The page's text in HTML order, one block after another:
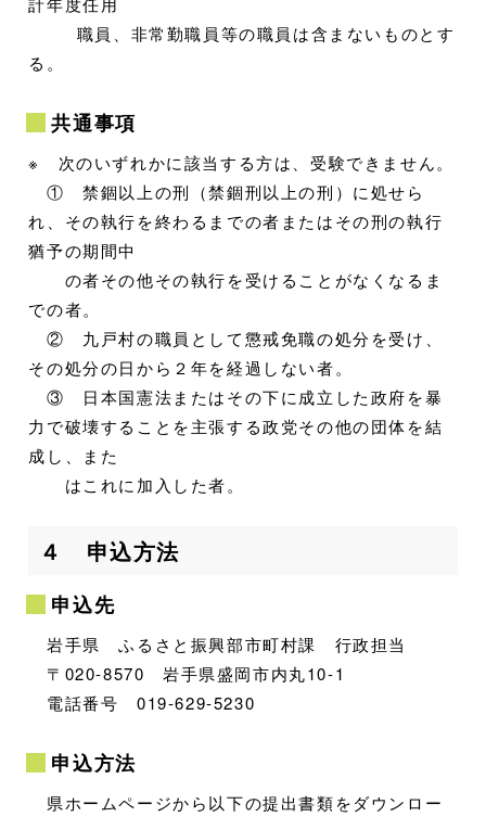
職員、非常勤職員等の職員は含まないものとす
る。
共通事項
※ 次のいずれかに該当する方は、受験できません。
① 禁錮以上の刑（禁錮刑以上の刑）に処せら
れ、その執行を終わるまでの者またはその刑の執行
猶予の期間中
の者その他その執行を受けることがなくなるま
での者。
② 九戸村の職員として懲戒免職の処分を受け、
その処分の日から２年を経過しない者。
③ 日本国憲法またはその下に成立した政府を暴
力で破壊することを主張する政党その他の団体を結
成し、また
はこれに加入した者。
４ 申込方法
申込先
岩手県 ふるさと振興部市町村課 行政担当
〒020-8570 岩手県盛岡市内丸10-1
電話番号 019-629-5230
申込方法
県ホームページから以下の提出書類をダウンロー